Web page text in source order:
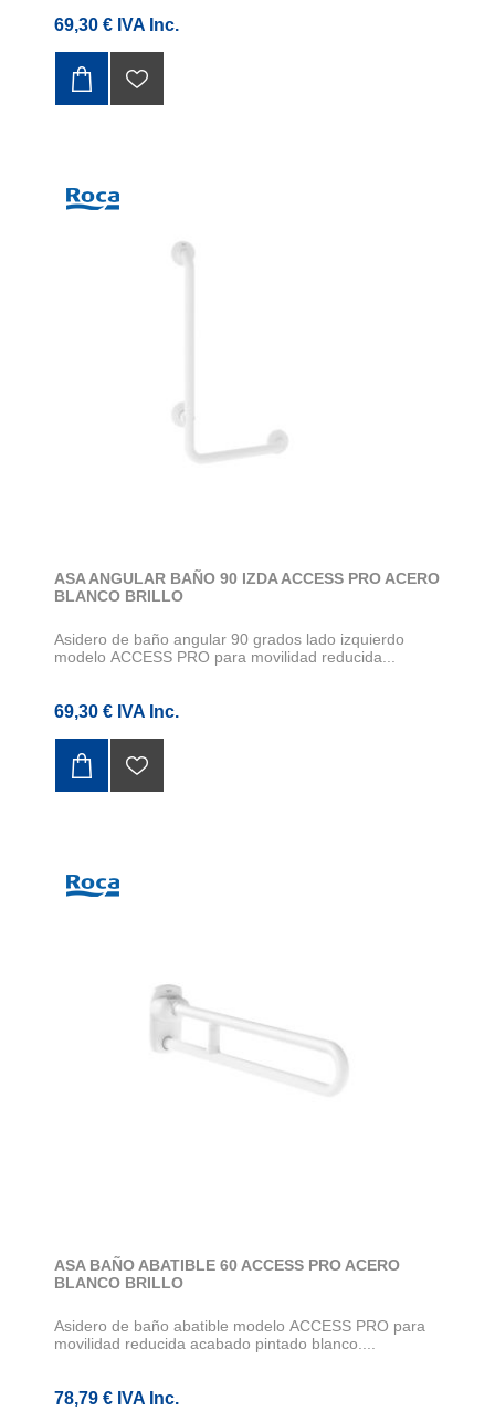
69,30 € IVA Inc.
ASA ANGULAR BAÑO 90 IZDA ACCESS PRO ACERO
BLANCO BRILLO
Asidero de baño angular 90 grados lado izquierdo
modelo ACCESS PRO para movilidad reducida...
69,30 € IVA Inc.
ASA BAÑO ABATIBLE 60 ACCESS PRO ACERO
BLANCO BRILLO
Asidero de baño abatible modelo ACCESS PRO para
movilidad reducida acabado pintado blanco....
78,79 € IVA Inc.